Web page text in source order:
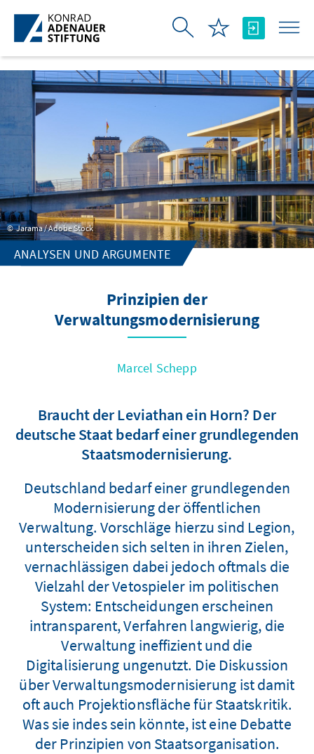
Ugrás a fő tartalomhoz
Jarama / Adobe Stock
ANALYSEN UND ARGUMENTE
Prinzipien der
Verwaltungsmodernisierung
Marcel Schepp
Braucht der Leviathan ein Horn? Der
deutsche Staat bedarf einer grundlegenden
Staatsmodernisierung.
Deutschland bedarf einer grundlegenden
Modernisierung der öffentlichen
Verwaltung. Vorschläge hierzu sind Legion,
unterscheiden sich selten in ihren Zielen,
vernachlässigen dabei jedoch oftmals die
Vielzahl der Vetospieler im politischen
System: Entscheidungen erscheinen
intransparent, Verfahren langwierig, die
Verwaltung ineffizient und die
Digitalisierung ungenutzt. Die Diskussion
über Verwaltungsmodernisierung ist damit
oft auch Projektionsfläche für Staatskritik.
Was sie indes sein könnte, ist eine Debatte
der Prinzipien von Staatsorganisation.